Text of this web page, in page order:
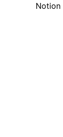
Notion